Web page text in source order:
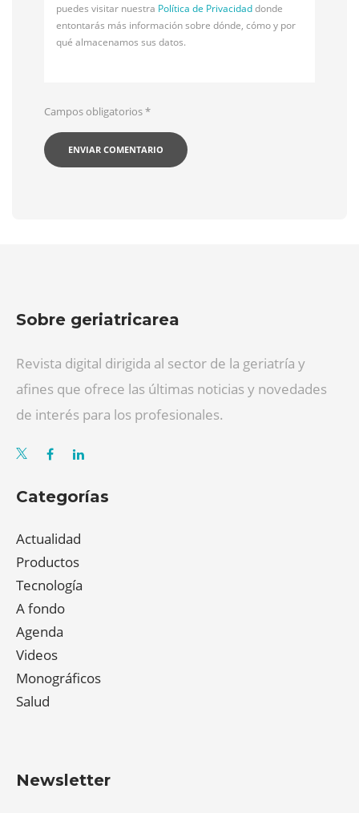
puedes visitar nuestra Política de Privacidaddonde
entontarás más información sobre dónde, cómo y por
qué almacenamos sus datos.
Campos obligatorios*
Sobre geriatricarea
Revista digital dirigida al sector de la geriatría y
afines que ofrece las últimas noticias y novedades
de interés para los profesionales.
Categorías
Actualidad
Productos
Tecnología
A fondo
Agenda
Videos
Monográficos
Salud
Newsletter